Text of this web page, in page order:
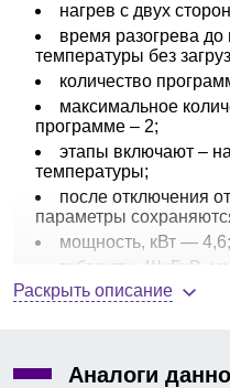
нагрев с двух
время разогрева
температуры без
количество
максимальное
программе – 2;
этапы включают –
температуры;
после отключения
параметры
мощность, кВт — 4,6;
габариты, ШхГхВ,
вес, кг — 120.
Опции:вытяжка,
Раскрыть описание
Аналоги